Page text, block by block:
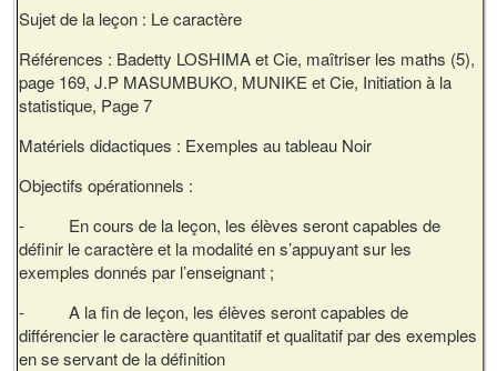
Sujet de la leçon : Le caractère
Références : Badetty LOSHIMA et Cie, maîtriser les maths (5),
page 169, J.P MASUMBUKO, MUNIKE et Cie, Initiation à la
statistique, Page 7
Matériels didactiques : Exemples au tableau Noir
Objectifs opérationnels :
- En cours de la leçon, les élèves seront capables de
définir le caractère et la modalité en s’appuyant sur les
exemples donnés par l’enseignant ;
- A la fin de leçon, les élèves seront capables de
différencier le caractère quantitatif et qualitatif par des exemples
en se servant de la définition